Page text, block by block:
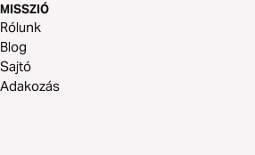
MISSZIÓ
Rólunk
Blog
Sajtó
Adakozás